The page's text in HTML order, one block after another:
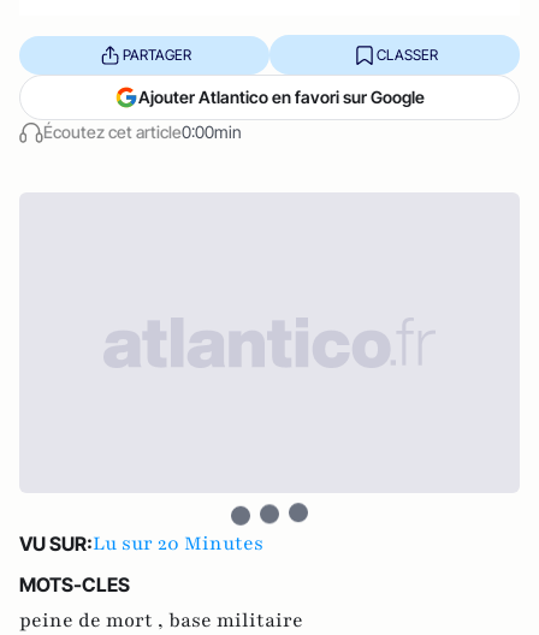
Écoutez cet article0:00min
PARTAGER CLASSER
Ajouter Atlantico en favori sur Google
VU SUR:Lu sur 20 Minutes
MOTS-CLES
peine de mort , base militaire